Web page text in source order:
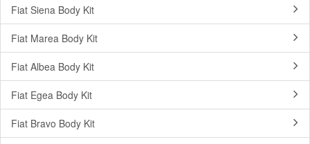
Fiat Siena Body Kit
Fiat Marea Body Kit
Fiat Albea Body Kit
Fiat Egea Body Kit
Fiat Bravo Body Kit